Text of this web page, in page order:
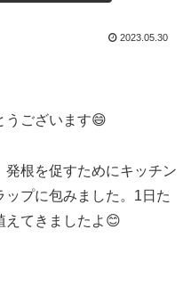
2023.05.30
うございます😄
根を促すためにキッチン
プに包みました。1日た
えてきましたよ😊